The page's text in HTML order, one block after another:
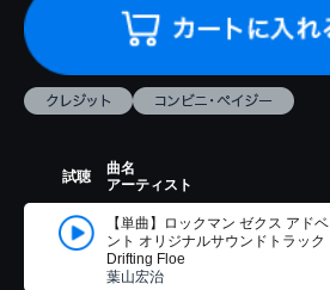
試聴
曲名
アーティスト
【単曲】ロックマン ゼクス アドベ
ント オリジナルサウンドトラック
Drifting Floe
葉山宏治